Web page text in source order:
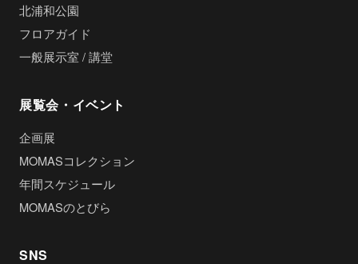
北浦和公園
フロアガイド
一般展示室 / 講堂
展覧会・イベント
企画展
MOMASコレクション
年間スケジュール
MOMASのとびら
SNS